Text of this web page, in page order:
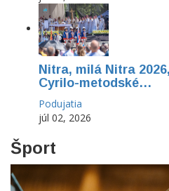
Nitra, milá Nitra
Cyrilo-metodské…
Podujatia
júl 02, 2026
Šport